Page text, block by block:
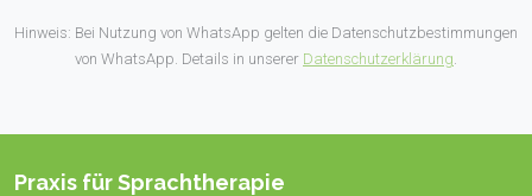
Hinweis: Bei Nutzung von WhatsApp gelten die Datenschutzbestimmungen
von WhatsApp. Details in unserer Datenschutzerklärung.
Praxis für Sprachtherapie